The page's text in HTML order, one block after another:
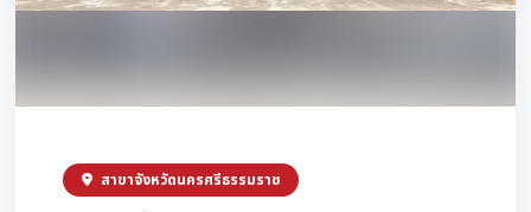
สาขาจังหวัดนครศรีธรรมราช